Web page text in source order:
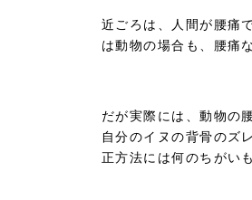
近ごろは、人間が腰痛
は動物の場合も、腰痛
だが実際には、動物の
自分のイヌの背骨のズ
正方法には何のちがい